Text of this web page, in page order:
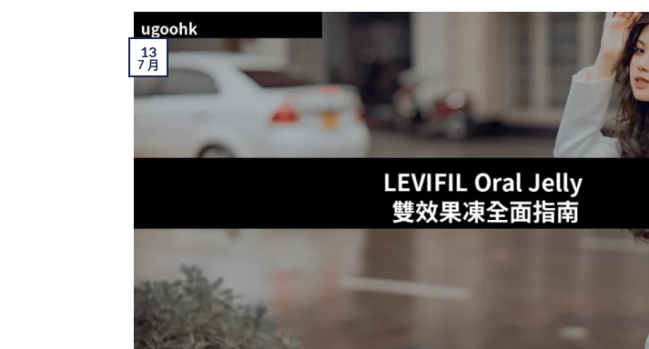
13
7 月